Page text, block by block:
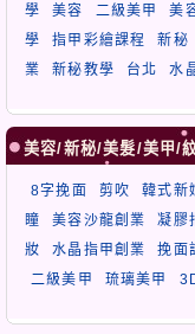
學
美容 二級美甲 美
學
指甲彩繪課程 新秘
業
新秘教學 台北 水
美容/新秘/美髮/美甲/
8字挽面 剪吹 韓式新
瞳
美容沙龍創業 凝膠
妝
水晶指甲創業 挽面
二級美甲
琉璃美甲